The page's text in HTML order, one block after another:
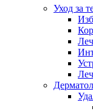
Уход за